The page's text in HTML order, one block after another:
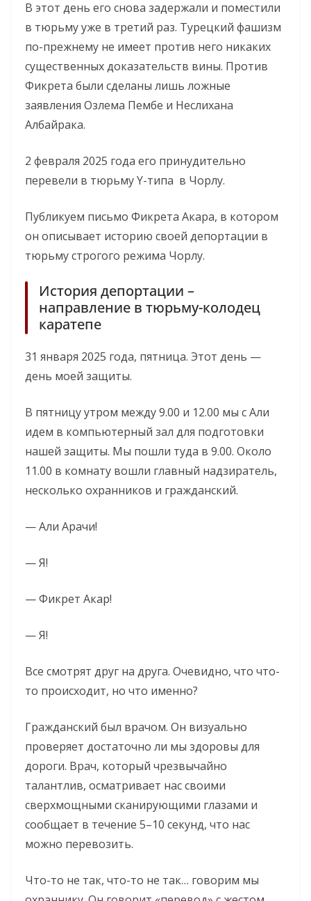
В этот день его снова задержали и поместили
в тюрьму уже в третий раз. Турецкий фашизм
по-прежнему не имеет против него никаких
существенных доказательств вины. Против
Фикрета были сделаны лишь ложные
заявления Озлема Пембе и Неслихана
Албайрака.
2 февраля 2025 года его принудительно
перевели в тюрьму Y-типа в Чорлу.
Публикуем письмо Фикрета Акара, в котором
он описывает историю своей депортации в
тюрьму строгого режима Чорлу.
История депортации –
направление в тюрьму-колодец
каратепе
31 января 2025 года, пятница. Этот день —
день моей защиты.
В пятницу утром между 9.00 и 12.00 мы с Али
идем в компьютерный зал для подготовки
нашей защиты. Мы пошли туда в 9.00. Около
11.00 в комнату вошли главный надзиратель,
несколько охранников и гражданский.
— Али Арачи!
— Я!
— Фикрет Акар!
— Я!
Все смотрят друг на друга. Очевидно, что что-
то происходит, но что именно?
Гражданский был врачом. Он визуально
проверяет достаточно ли мы здоровы для
дороги. Врач, который чрезвычайно
талантлив, осматривает нас своими
сверхмощными сканирующими глазами и
сообщает в течение 5–10 секунд, что нас
можно перевозить.
Что-то не так, что-то не так… говорим мы